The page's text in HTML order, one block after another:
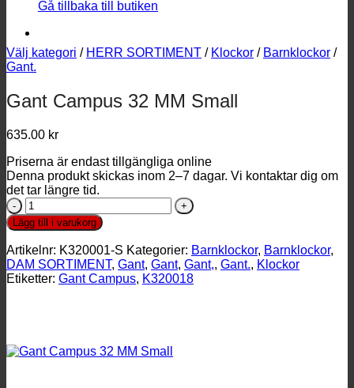
Gå tillbaka till butiken
Välj kategori / HERR SORTIMENT / Klockor / Barnklockor /
Gant.
Gant Campus 32 MM Small
635.00 kr
Priserna är endast tillgängliga online
Denna produkt skickas inom 2–7 dagar. Vi kontaktar dig om
det tar längre tid.
Gant
Campus
32
MM
Small
mängd
Lägg till i varukorg
Artikelnr: K320001-S Kategorier: Barnklockor, Barnklockor,
DAM SORTIMENT, Gant, Gant, Gant,, Gant., Klockor
Etiketter: Gant Campus, K320018